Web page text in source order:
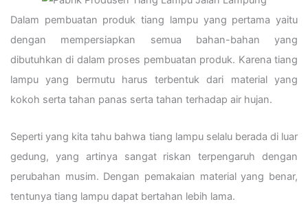
Dalam pembuatan produk tiang lampu yang pertama yaitu
dengan mempersiapkan semua bahan-bahan yang
dibutuhkan di dalam proses pembuatan produk. Karena tiang
lampu yang bermutu harus terbentuk dari material yang
kokoh serta tahan panas serta tahan terhadap air hujan.
Seperti yang kita tahu bahwa tiang lampu selalu berada di luar
gedung, yang artinya sangat riskan terpengaruh dengan
perubahan musim. Dengan pemakaian material yang benar,
tentunya tiang lampu dapat bertahan lebih lama.